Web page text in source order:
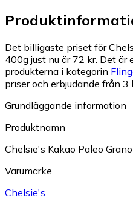
Det billigaste priset för
400g just nu är 72 kr. Det är
produkterna i kategorin
priser och erbjudande från 3
Grundläggande information
Produktnamn
Chelsie's Kakao Paleo
Varumärke
Chelsie's